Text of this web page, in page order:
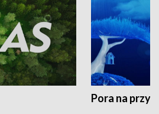
Pora na